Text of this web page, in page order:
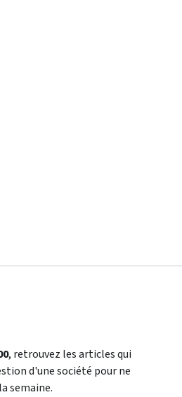
, retrouvez les articles qui
d'une société pour ne
semaine.